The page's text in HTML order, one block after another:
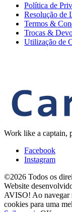
Política de
Resolução de
Termos &
Trocas &
Utilização de
Work like a captain,
Facebook
Instagram
©2026 Todos os
Website
AVISO! Ao navegar
cookies para uma